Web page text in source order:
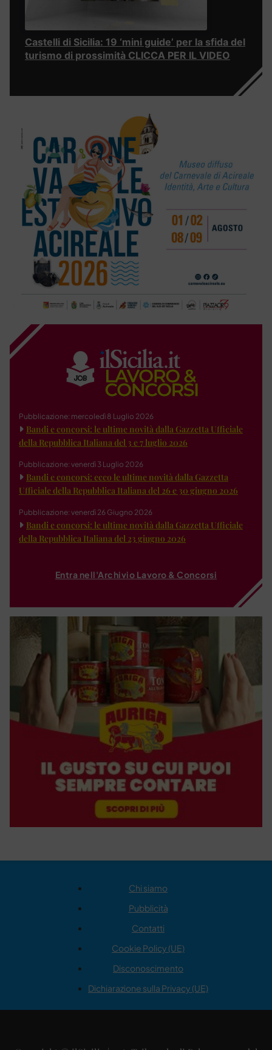
Castelli di Sicilia: 19 ‘mini guide’ per la sfida del
turismo di prossimità CLICCA PER IL VIDEO
Pubblicazione: mercoledì 8 Luglio 2026
Bandi e concorsi: le ultime novità dalla Gazzetta Ufficiale
della Repubblica Italiana del 3 e 7 luglio 2026
Pubblicazione: venerdì 3 Luglio 2026
Bandi e concorsi: ecco le ultime novità dalla Gazzetta
Ufficiale della Repubblica Italiana del 26 e 30 giugno 2026
Pubblicazione: venerdì 26 Giugno 2026
Bandi e concorsi: le ultime novità dalla Gazzetta Ufficiale
della Repubblica Italiana del 23 giugno 2026
Entra nell'Archivio Lavoro & Concorsi
Chi siamo
Pubblicità
Contatti
Cookie Policy (UE)
Disconoscimento
Dichiarazione sulla Privacy (UE)